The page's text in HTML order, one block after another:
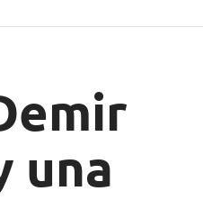
una